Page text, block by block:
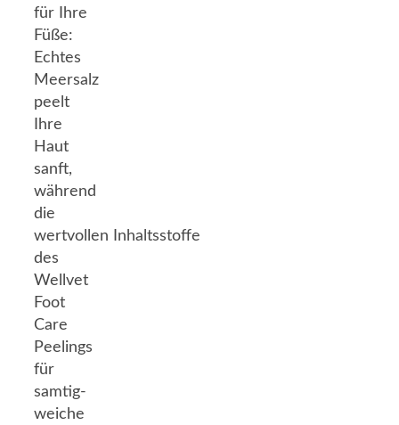
für Ihre
Füße:
Echtes
Meersalz
peelt
Ihre
Haut
sanft,
während
die
wertvollen Inhaltsstoffe
des
Wellvet
Foot
Care
Peelings
für
samtig-
weiche